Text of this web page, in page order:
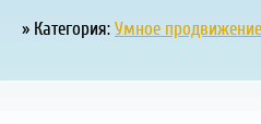
» Категория:Умное продвижение